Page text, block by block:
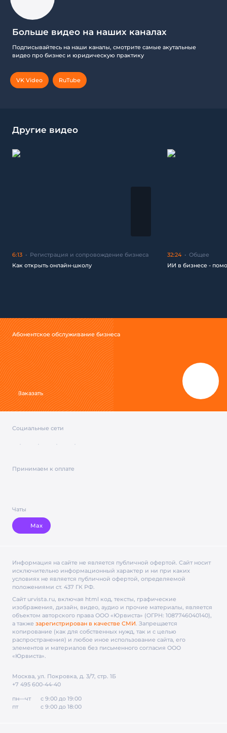
Другие видео
6:13
Регистрация и сопровождение бизнеса
Как открыть онлайн-школу
32:24
Общее
ИИ в бизнесе -
Больше видео на наших каналах
Подписывайтесь на наши каналы, смотрите самые акутальные
видео про бизнес и юридическую практику
VK Video RuTube
Абонентское обслуживание бизнеса
Заказать
Социальные сети
Принимаем к оплате
Чаты
Max
Информация на сайте не является публичной офертой. Cайт носит
исключительно информационный характер и ни при каких
условиях не является публичной офертой, определяемой
положениями ст. 437 ГК РФ.
Сайт urvista.ru, включая html код, тексты, графические
изображения, дизайн, видео­, аудио­ и прочие материалы, является
объектом авторского права ООО «Юрвиста» (ОГРН: 1087746040140),
а также зарегистрирован в качестве СМИ. Запрещается
копирование (как для собственных нужд, так и с целью
распространения) и любое иное использование сайта, его
элементов и материалов без письменного согласия ООО
«Юрвиста».
Москва, ул. Покровка, д. 3/7, стр. 1Б
+7 495 600-44-40
пн—чт
с 9:00 до 19:00
пт
с 9:00 до 18:00